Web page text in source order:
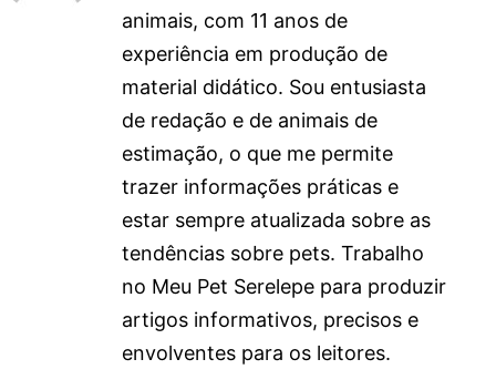
animais, com 11 anos de
experiência em produção de
material didático. Sou entusiasta
de redação e de animais de
estimação, o que me permite
trazer informações práticas e
estar sempre atualizada sobre as
tendências sobre pets. Trabalho
no Meu Pet Serelepe para produzir
artigos informativos, precisos e
envolventes para os leitores.